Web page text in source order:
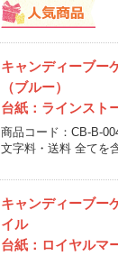
キャンディーブ
（ブルー）
台紙：ラインスト
商品コード：CB-B-
文字料・送料 全てを
キャンディーブ
イル
台紙：ロイヤルマ